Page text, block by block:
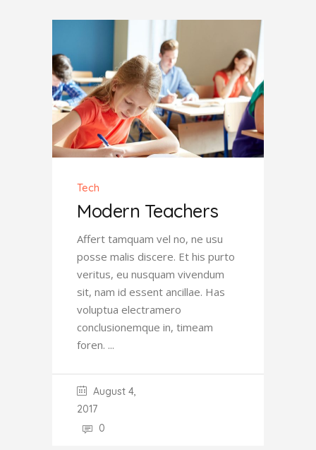
Tech
Modern Teachers
Affert tamquam vel no, ne usu
posse malis discere. Et his purto
veritus, eu nusquam vivendum
sit, nam id essent ancillae. Has
voluptua electramero
conclusionemque in, timeam
foren.
August 4,
2017
0